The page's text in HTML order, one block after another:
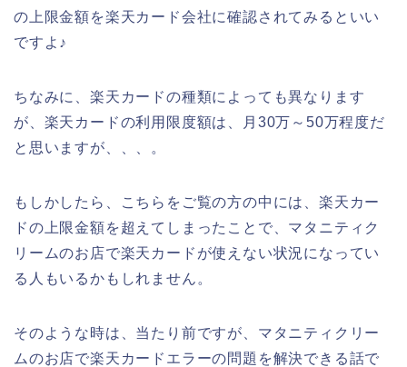
の上限金額を楽天カード会社に確認されてみるといい
ですよ♪
ちなみに、楽天カードの種類によっても異なります
が、楽天カードの利用限度額は、月30万～50万程度だ
と思いますが、、、。
もしかしたら、こちらをご覧の方の中には、楽天カー
ドの上限金額を超えてしまったことで、マタニティク
リームのお店で楽天カードが使えない状況になってい
る人もいるかもしれません。
そのような時は、当たり前ですが、マタニティクリー
ムのお店で楽天カードエラーの問題を解決できる話で